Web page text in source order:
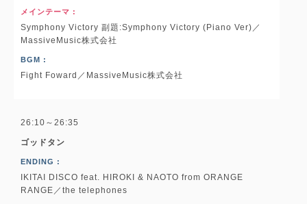
メインテーマ :
Symphony Victory 副題:Symphony Victory (Piano Ver)／
MassiveMusic株式会社
BGM :
Fight Foward／MassiveMusic株式会社
26:10～26:35
ゴッドタン
ENDING :
IKITAI DISCO feat. HIROKI & NAOTO from ORANGE
RANGE／the telephones